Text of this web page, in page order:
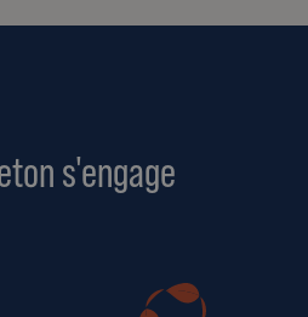
s'engage